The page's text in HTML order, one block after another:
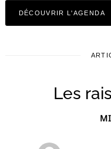
DÉCOUVRIR L'AGENDA
Les